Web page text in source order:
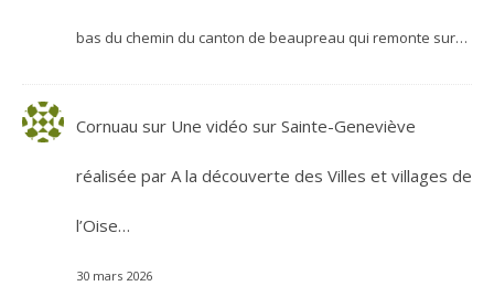
bas du chemin du canton de beaupreau qui remonte sur…
Cornuau sur Une vidéo sur Sainte-Geneviève
réalisée par A la découverte des Villes et villages de
l’Oise…
30 mars 2026